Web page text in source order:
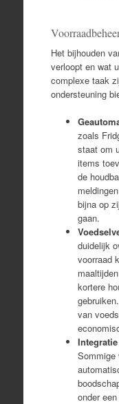
Het bijhouden
verloopt en wat
complexe taak
ondersteuning
zoals
staat om
items
de
bijna op
gaan.
duidelijk
voorraad
kortere
van
Sommige
onder